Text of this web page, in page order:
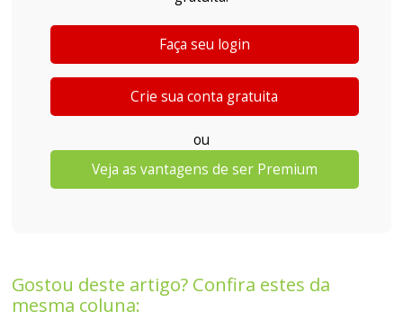
Faça seu login
Crie sua conta gratuita
ou
Veja as vantagens de ser Premium
Gostou deste artigo? Confira estes da
mesma coluna: